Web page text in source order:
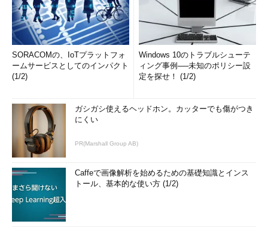
SORACOMの、IoTプラットフォ
ームサービスとしてのインパクト
(1/2)
Windows 10のトラブルシューテ
ィング事例──未知のポリシー設
定を探せ！ (1/2)
ガシガシ使えるヘッドホン。カッターでも傷がつき
にくい
PR(Marshall Group AB)
Caffeで画像解析を始めるための基礎知識とインス
トール、基本的な使い方 (1/2)